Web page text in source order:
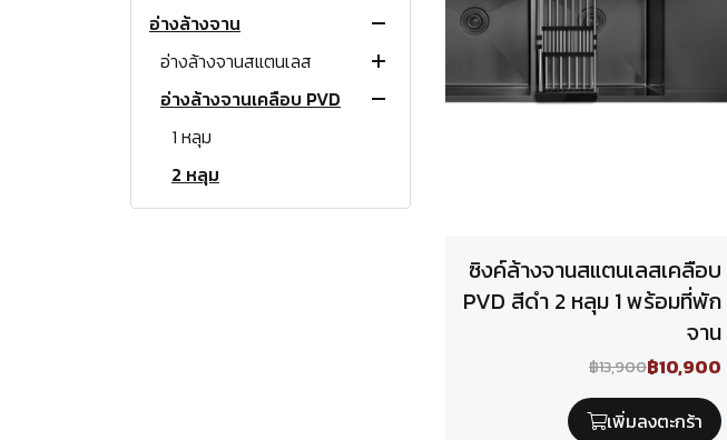
โต๊ะวางเตาแก๊ส
เตาแก๊สฝังขนาด 60 ซม.
เตาแก๊สฝังขนาด 70-80 ซม.
เตาแก๊สฝังขนาด 80-90 ซม.
เตาทั่วไป
เตาปิ้งย่าง
หัวพ่นไฟ
แก๊สกระป๋อง
เตาแก๊สตั้งพื้น
เตาชั้น
เตาแก๊สตู้
เตาแก๊สพร้อมเตาอบ
เตาอบแก๊ส
เตาอบไฟฟ้าพร้อมเตาแก๊ส
เตาฟู่แรงดันสูง
เตาย่างแก๊ส
หม้อหุงข้าวแก๊ส
หัวเตาเหล็กหล่อ (ไม่มีขา)
เตาฟู่แรงดันสูง
เตาขนมครก
อุปกรณ์เสริมเตาแก๊ส
หัวปรับแรงดันต่ำ
เตาอินดักชั่นแบบฝัง
ขนาด 30 ซม. (2 หัว)
ขนาด 70 ซม. (2 หัว)
ขนาด 60 ซม. (4 หัว)
ขนาด 30 ซม. (2 หัว)
ขนาด 70 ซม. (2 หัว)
ขนาด 60 ซม. (4 หัว)
เตาแผ่นความร้อนแบบฝัง
ขนาด 30 ซม. (2 หัว)
เตาอบไฟฟ้า
เตาติ๊ง ตั้งโต๊ะ
เตาอบไฟฟ้าแบบฝัง
เตาอบไฟฟ้าพร้อมเตาแก๊ส
เตาอบไมโครเวฟ
เตาอบไมโครเวฟตั้งโต๊ะ
เตาอบไมโครเวฟแบบฝัง
เครื่องดูดควันแขวนผนัง
แบบกระโจม
แบบ Slope
เครื่องดูดควันกลางห้อง
เครื่องดูดควันแบบหมุนเวียน
แบบสลิม
แบบรางเลื่อน
อุปกรณ์เสริมเครื่องดูดควัน
อ่างล้างจาน
อ่างล้างจานสแตนเลส
1 หลุม
2 หลุม
3 หลุม
มีที่พักจาน
อ่างล้างจานเคลือบ PVD
1 หลุม
2 หลุม
มีที่พักจาน
ซิงค์ล้างจานสแตนเลสเคลือบ
PVD สีดำ 2 หลุม 1 พร้อมที่พัก
จาน
฿13,900฿10,900
เพิ่มลงตะกร้า